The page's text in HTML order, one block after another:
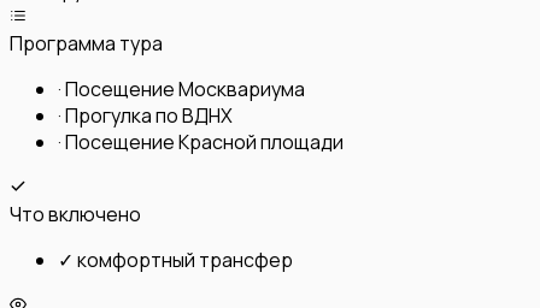
Программа тура
·Посещение Москвариума
·Прогулка по ВДНХ
·Посещение Красной площади
Что включено
✓ комфортный трансфер